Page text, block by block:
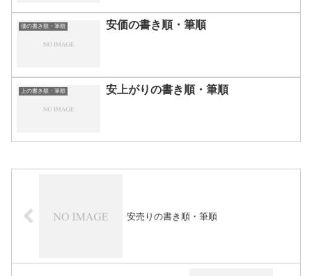
価の書き順・筆順 安価の書き順・筆順
上の書き順・筆順 安上がりの書き順・筆順
安売りの書き順・筆順